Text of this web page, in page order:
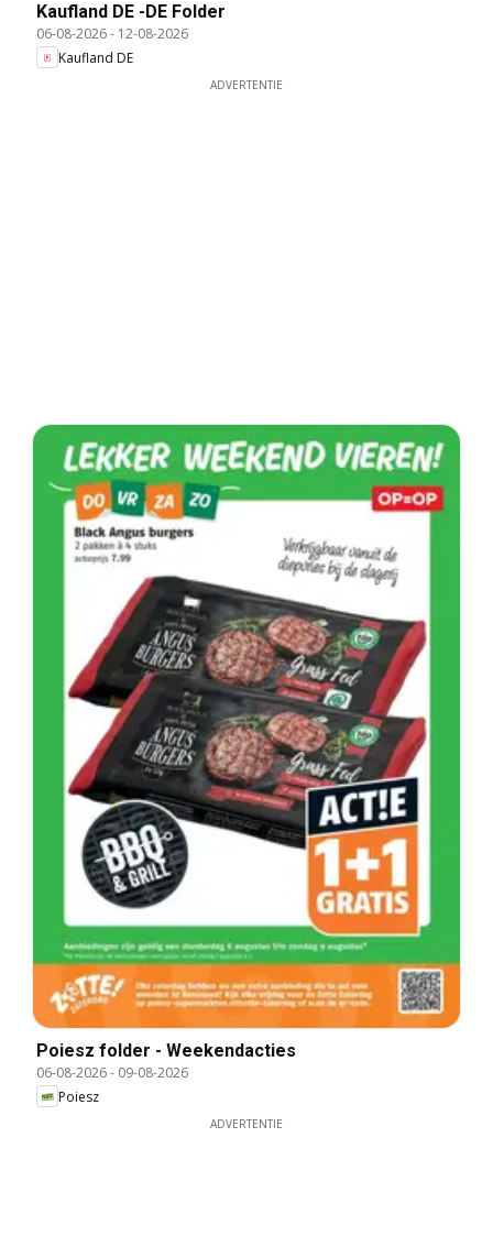
Kaufland DE -DE Folder
06-08-2026- 12-08-2026
Kaufland DE
ADVERTENTIE
Poiesz folder - Weekendacties
06-08-2026- 09-08-2026
Poiesz
ADVERTENTIE